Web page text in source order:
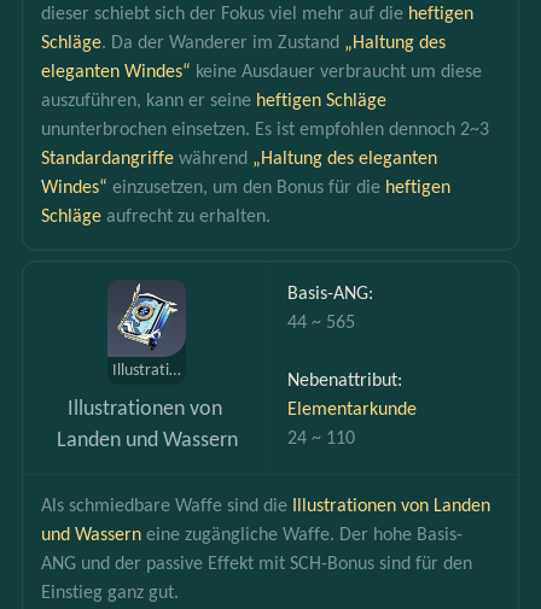
dieser schiebt sich der Fokus viel mehr auf die heftigen
Schläge. Da der Wanderer im Zustand „Haltung des
eleganten Windes“ keine Ausdauer verbraucht um diese
auszuführen, kann er seine heftigen Schläge
ununterbrochen einsetzen. Es ist empfohlen dennoch 2~3
Standardangriffe während „Haltung des eleganten
Windes“ einzusetzen, um den Bonus für die heftigen
Schläge aufrecht zu erhalten.
Illustrationen von Landen und Wassern
Illustrationen von
Landen und Wassern
Basis-ANG:
44 ~ 565
Nebenattribut:
Elementarkunde
24 ~ 110
Als schmiedbare Waffe sind die
Illustrationen von Landen
und Wassern eine zugängliche Waffe. Der hohe Basis-
ANG und der passive Effekt mit SCH-Bonus sind für den
Einstieg ganz gut.